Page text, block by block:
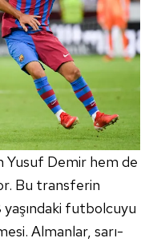
daha işlevsel
yönelik
amaçlarıyla
kullanılacaktır.
yer alan panel
ilişkin detaylı bilgi
Bilgilendirme
Kanunu uyarınca
Yusuf Demir hem de
Bu transferin
futbolcuyu
Almanlar, sarı-